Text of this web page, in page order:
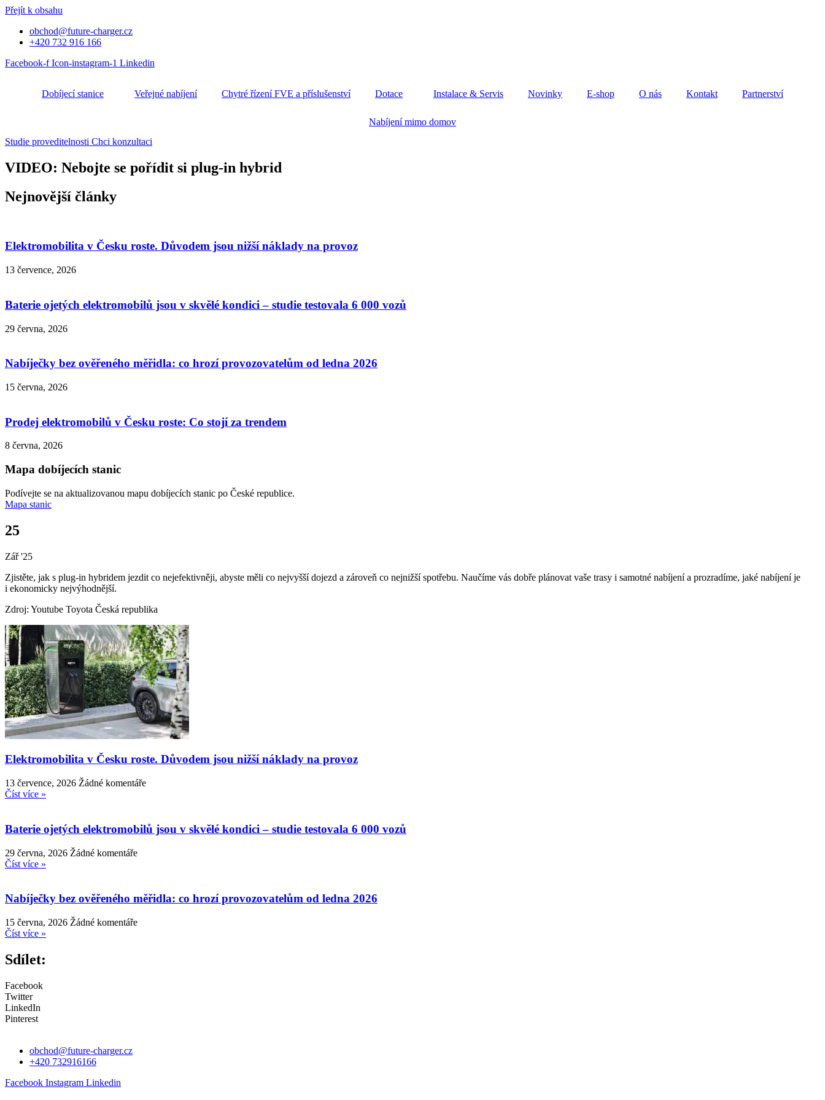
Přejít k obsahu
obchod@future-charger.cz
+420 732 916 166
Facebook-f Icon-instagram-1 Linkedin
Dobíjecí stanice Veřejné nabíjení Chytré řízení FVE a příslušenství Dotace Instalace & Servis Novinky E-shop O nás Kontakt Partnerství
Nabíjení mimo domov
Studie proveditelnosti Chci konzultaci
VIDEO: Nebojte se pořídit si plug-in hybrid
Nejnovější články
Elektromobilita v Česku roste. Důvodem jsou nižší náklady na provoz
13 července, 2026
Baterie ojetých elektromobilů jsou v skvělé kondici – studie testovala 6 000 vozů
29 června, 2026
Nabíječky bez ověřeného měřidla: co hrozí provozovatelům od ledna 2026
15 června, 2026
Prodej elektromobilů v Česku roste: Co stojí za trendem
8 června, 2026
Mapa dobíjecích stanic
Podívejte se na aktualizovanou mapu dobíjecích stanic po České republice.
Mapa stanic
25
Zář '25
Zjistěte, jak s plug-in hybridem jezdit co nejefektivněji, abyste měli co nejvyšší dojezd a zároveň co nejnižší spotřebu. Naučíme vás dobře plánovat vaše trasy i samotné nabíjení a prozradíme, jaké nabíjení je
i ekonomicky nejvýhodnější.
Zdroj: Youtube Toyota Česká republika
Elektromobilita v Česku roste. Důvodem jsou nižší náklady na provoz
13 července, 2026 Žádné komentáře
Číst více »
Baterie ojetých elektromobilů jsou v skvělé kondici – studie testovala 6 000 vozů
29 června, 2026 Žádné komentáře
Číst více »
Nabíječky bez ověřeného měřidla: co hrozí provozovatelům od ledna 2026
15 června, 2026 Žádné komentáře
Číst více »
Sdílet:
Facebook
Twitter
LinkedIn
Pinterest
obchod@future-charger.cz
+420 732916166
Facebook Instagram Linkedin